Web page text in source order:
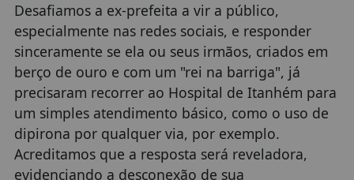
Desafiamos a ex-prefeita a vir a público,
especialmente nas redes sociais, e responder
sinceramente se ela ou seus irmãos, criados em
berço de ouro e com um "rei na barriga", já
precisaram recorrer ao Hospital de Itanhém para
um simples atendimento básico, como o uso de
dipirona por qualquer via, por exemplo.
Acreditamos que a resposta será reveladora,
evidenciando a desconexão de sua